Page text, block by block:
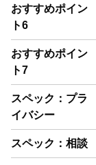
おすすめポイン
ト6
おすすめポイン
ト7
スペック：プラ
イバシー
スペック：相談